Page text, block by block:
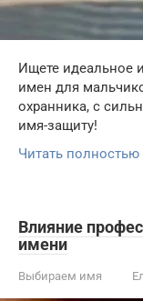
Ищете идеальное
имен для
охранника, с
имя-защиту!
Читать полностью
Влияние
имени
Выбираем имя